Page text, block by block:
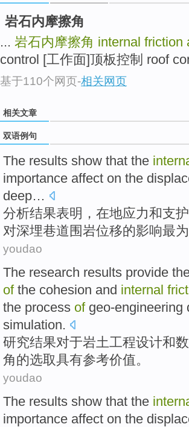
岩石内摩擦角
... 岩石内摩擦角 internal friction
control [工作面]顶板控制 roof
基于110个网页-相关网页
相关文章
双语例句
The results show that the
importance affect on the
deep…
分析结果表明 ， 在地应力和支护
对深埋巷道 围岩位移的影响最
youdao
The research results provide
ofthe cohesion and internal
the process ofgeo-engineering
simulation.
研究结果对于岩土工程设计和
角的选取具有参考价值。
youdao
The results show that the
importance affect on the